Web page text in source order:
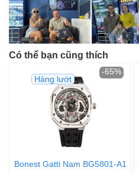
Có thể bạn cũng thích
Hàng lướt
Bonest Gatti Nam BG5801-A1
-65%